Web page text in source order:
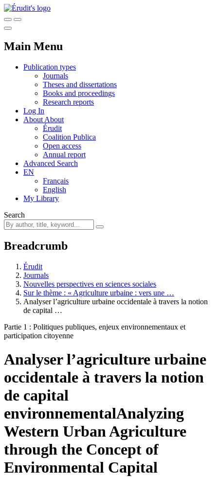
Main Menu
Publication types
Journals
Theses and dissertations
Books and proceedings
Research reports
Log In
About About
Érudit
Coalition Publica
Open access
Annual report
Advanced Search
EN
Français
English
My Library
Search
Breadcrumb
Érudit
Journals
Nouvelles perspectives en sciences sociales
Sur le thème : « Agriculture urbaine : vers une …
Analyser l’agriculture urbaine occidentale à travers la notion
de capital …
Partie 1 : Politiques publiques, enjeux environnementaux et
participation citoyenne
Analyser l’agriculture urbaine
occidentale à travers la notion
de capital
environnementalAnalyzing
Western Urban Agriculture
through the Concept of
Environmental Capital